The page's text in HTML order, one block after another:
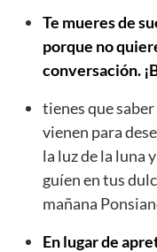
Te mueres de
porque no
conversación.
tienes que
vienen para
la luz de la luna
guíen en tus
mañana
En lugar de